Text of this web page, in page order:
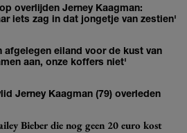
overlijden Jerney Kaagman:
iets zag in dat jongetje van zestien'
afgelegen eiland voor de kust van
aan, onze koffers niet'
Jerney Kaagman (79) overleden
Bieber die nog geen 20 euro kost